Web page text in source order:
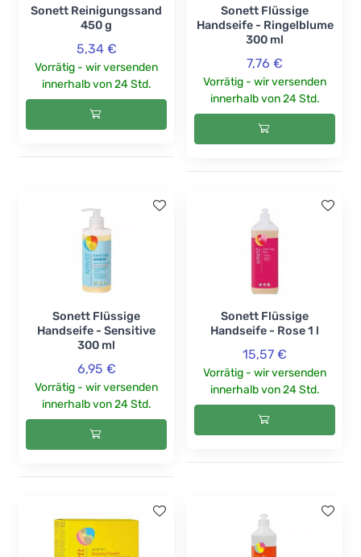
Sonett Reinigungssand
450 g
5,34 €
Vorrätig - wir versenden
innerhalb von 24 Std.
Sonett Flüssige
Handseife - Ringelblume
300 ml
7,76 €
Vorrätig - wir versenden
innerhalb von 24 Std.
Sonett Flüssige
Handseife - Sensitive
300 ml
6,95 €
Vorrätig - wir versenden
innerhalb von 24 Std.
Sonett Flüssige
Handseife - Rose 1 l
15,57 €
Vorrätig - wir versenden
innerhalb von 24 Std.